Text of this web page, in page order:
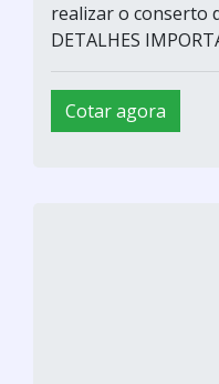
realizar o conserto
DETALHES
Cotar agora